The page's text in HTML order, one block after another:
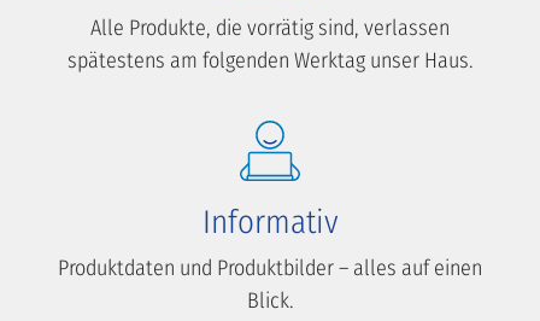
Alle Produkte, die vorrätig sind, verlassen
spätestens am folgenden Werktag unser Haus.
Informativ
Produktdaten und Produktbilder – alles auf einen
Blick.